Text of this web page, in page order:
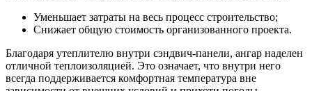
Уменьшает затраты на весь процесс строительство;
Снижает общую стоимость организованного проекта.
Благодаря утеплителю внутри сэндвич-панели, ангар наделен
отличной теплоизоляцией. Это означает, что внутри него
всегда поддерживается комфортная температура вне